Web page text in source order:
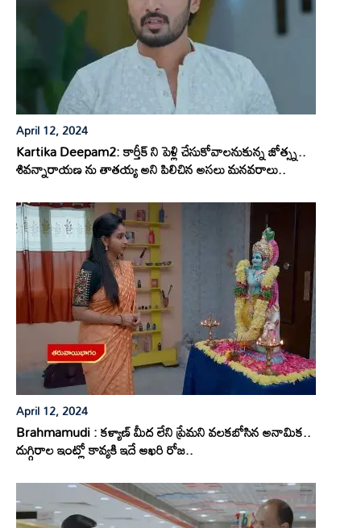
April 12, 2024
Kartika Deepam2: కార్తీక్ ని పెళ్లి చేసుకోవాలనుకున్న జోత్స్న..
శివన్నారాయణ ను తాతయ్య అని పిలిచిన అసలు మనవరాలు..
April 12, 2024
Brahmamudi : కళ్యాణ్ మీద లేని ప్రేమని వలకబోసిన అనామిక..
దుగ్గిరాల ఇంట్లో కావ్యకి ఇదే ఆఖరి రోజ..